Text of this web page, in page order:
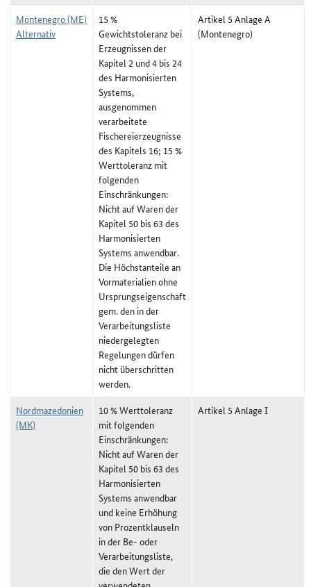
Montenegro (ME)
Alternativ
15 %
Gewichtstoleranz bei
Erzeugnissen der
Kapitel 2 und 4 bis 24
des Harmonisierten
Systems,
ausgenommen
verarbeitete
Fischereierzeugnisse
des Kapitels 16; 15 %
Werttoleranz mit
folgenden
Einschränkungen:
Nicht auf Waren der
Kapitel 50 bis 63 des
Harmonisierten
Systems anwendbar.
Die Höchstanteile an
Vormaterialien ohne
Ursprungseigenschaft
gem. den in der
Verarbeitungsliste
niedergelegten
Regelungen dürfen
nicht überschritten
werden.
Artikel 5 Anlage A
(Montenegro)
Nordmazedonien
(MK)
10 % Werttoleranz
mit folgenden
Einschränkungen:
Nicht auf Waren der
Kapitel 50 bis 63 des
Harmonisierten
Systems anwendbar
und keine Erhöhung
von Prozentklauseln
in der Be- oder
Verarbeitungsliste,
die den Wert der
Artikel 5 Anlage I